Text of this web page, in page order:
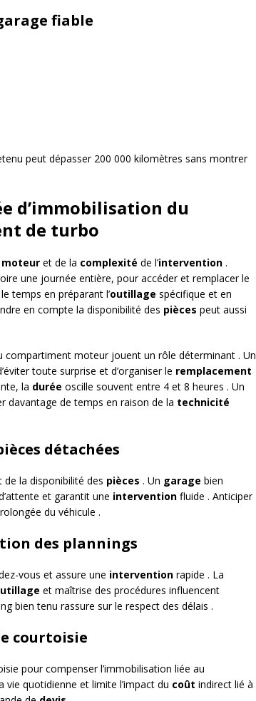
fiable
peut dépasser 200 000 kilomètres sans montrer
d’immobilisation du
de turbo
moteur et de la complexité de l’intervention .
une journée entière, pour accéder et remplacer le
temps en préparant l’outillage spécifique et en
en compte la disponibilité des pièces peut aussi
compartiment moteur jouent un rôle déterminant . Un
toute surprise et d’organiser le remplacement
la durée oscille souvent entre 4 et 8 heures . Un
davantage de temps en raison de la technicité
détachées
la disponibilité des pièces . Un garage bien
et garantit une intervention fluide . Anticiper
du véhicule .
des plannings
vous et assure une intervention rapide . La
et maîtrise des procédures influencent
bien tenu rassure sur le respect des délais .
courtoisie
pour compenser l’immobilisation liée au
vie quotidienne et limite l’impact du coût indirect lié à